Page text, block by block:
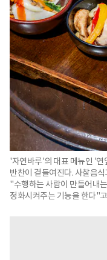
'자연바루'의 대표 메뉴인 '연
반찬이 곁들여진다. 사찰음
"수행하는 사람이 만들어내
정화시켜주는 기능을 한다"